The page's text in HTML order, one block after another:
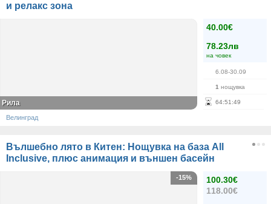
и релакс зона
40.00€
78.23лв
на човек
6.08-30.09
1 нощувка
64:51 :49
Рила
Велинград
Вълшебно лято в Китен: Нощувка на база All
Inclusive, плюс анимация и външен басейн
100.30€
118.00€
-15%